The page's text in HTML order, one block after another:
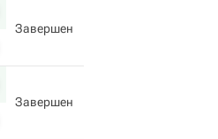
Завершен
Завершен